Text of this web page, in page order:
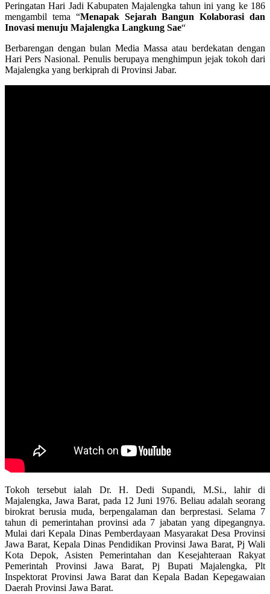
Peringatan Hari Jadi Kabupaten Majalengka tahun ini yang ke 186
mengambil tema “Menapak Sejarah Bangun Kolaborasi dan
Inovasi menuju Majalengka Langkung Sae“
Berbarengan dengan bulan Media Massa atau berdekatan dengan
Hari Pers Nasional. Penulis berupaya menghimpun jejak tokoh dari
Majalengka yang berkiprah di Provinsi Jabar.
Tokoh tersebut ialah Dr. H. Dedi Supandi, M.Si., lahir di
Majalengka, Jawa Barat, pada 12 Juni 1976. Beliau adalah seorang
birokrat berusia muda, berpengalaman dan berprestasi. Selama 7
tahun di pemerintahan provinsi ada 7 jabatan yang dipegangnya.
Mulai dari Kepala Dinas Pemberdayaan Masyarakat Desa Provinsi
Jawa Barat, Kepala Dinas Pendidikan Provinsi Jawa Barat, Pj Wali
Kota Depok, Asisten Pemerintahan dan Kesejahteraan Rakyat
Pemerintah Provinsi Jawa Barat, Pj Bupati Majalengka, Plt
Inspektorat Provinsi Jawa Barat dan Kepala Badan Kepegawaian
Daerah Provinsi Jawa Barat.